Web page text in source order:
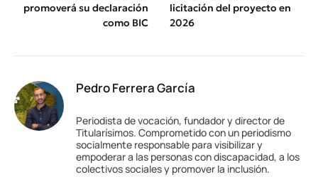
promoverá su declaración
como BIC
licitación del proyecto en
2026
Pedro Ferrera García
Periodista de vocación, fundador y director de
Titularísimos. Comprometido con un periodismo
socialmente responsable para visibilizar y
empoderar a las personas con discapacidad, a los
colectivos sociales y promover la inclusión.